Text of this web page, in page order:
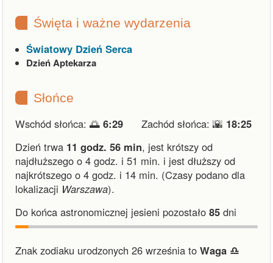
Święta i ważne wydarzenia
Światowy Dzień Serca
Dzień Aptekarza
Słońce
Wschód słońca: 🌅 6:29 Zachód słońca: 🌇 18:25
Dzień trwa 11 godz. 56 min, jest krótszy od
najdłuższego o 4 godz. i 51 min. i jest dłuższy od
najkrótszego o 4 godz. i 14 min. (Czasy podano dla
lokalizacji Warszawa).
Do końca astronomicznej jesieni pozostało 85 dni
Znak zodiaku urodzonych 26 września to Waga ♎︎